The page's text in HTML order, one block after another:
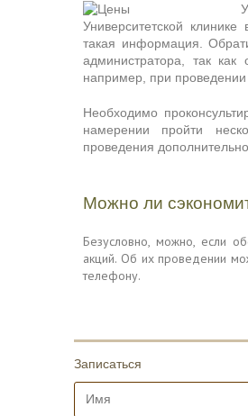
Университетской
такая информация.
администратора, так
например, при проведении
Необходимо
намерении пройти
проведения
Можно ли
Безусловно, можно, если
акций. Об их проведении
телефону.
Записаться
И